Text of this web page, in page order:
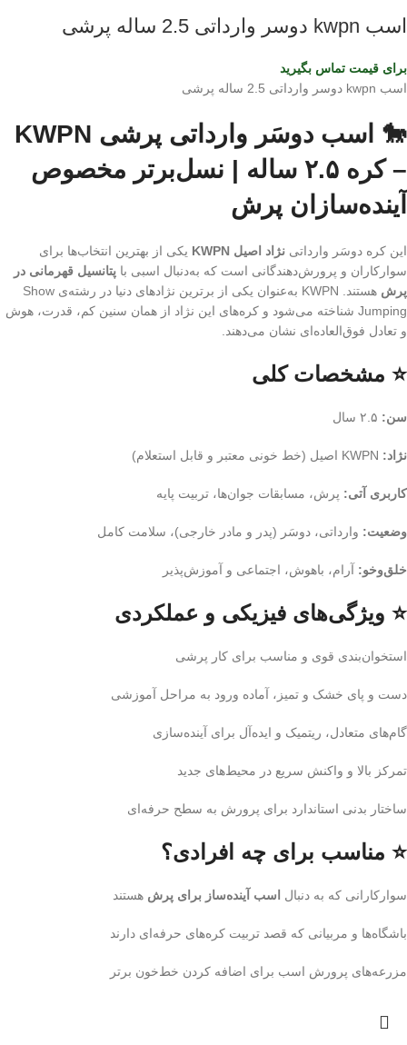
اسب kwpn دوسر وارداتی 2.5 ساله پرشی
برای قیمت تماس بگیرید
اسب kwpn دوسر وارداتی 2.5 ساله پرشی
🐎 اسب دوسَر وارداتی پرشی KWPN
– کره ۲.۵ ساله | نسل‌برتر مخصوص
آینده‌سازان پرش
این کره دوسَر وارداتی نژاد اصیل KWPN
یکی از بهترین انتخاب‌ها برای
سوارکاران و پرورش‌دهندگانی است که به‌دنبال اسبی با پتانسیل قهرمانی در
پرش
هستند. KWPN به‌عنوان یکی از برترین نژادهای دنیا در رشته‌ی Show
Jumping شناخته می‌شود و کره‌های این نژاد از همان سنین کم، قدرت، هوش
و تعادل فوق‌العاده‌ای نشان می‌دهند.
⭐ مشخصات کلی
سن:
نژاد:
کاربری آتی: پرش، مسابقات جوان‌ها، تربیت پایه
وضعیت: وارداتی، دوسَر (پدر و مادر خارجی)، سلامت کامل
خلق‌وخو: آرام، باهوش، اجتماعی و آموزش‌پذیر
⭐ ویژگی‌های فیزیکی و عملکردی
استخوان‌بندی قوی و مناسب برای کار پرشی
دست و پای خشک و تمیز، آماده ورود به مراحل آموزشی
گام‌های متعادل، ریتمیک و ایده‌آل برای آینده‌سازی
تمرکز بالا و واکنش سریع در محیط‌های جدید
ساختار بدنی استاندارد برای پرورش به سطح حرفه‌ای
⭐ مناسب برای چه افرادی؟
سوارکارانی که به دنبال اسب آینده‌ساز برای پرش هستند
باشگاه‌ها و مربیانی که قصد تربیت کره‌های حرفه‌ای دارند
مزرعه‌های پرورش اسب برای اضافه کردن خط‌خون برتر